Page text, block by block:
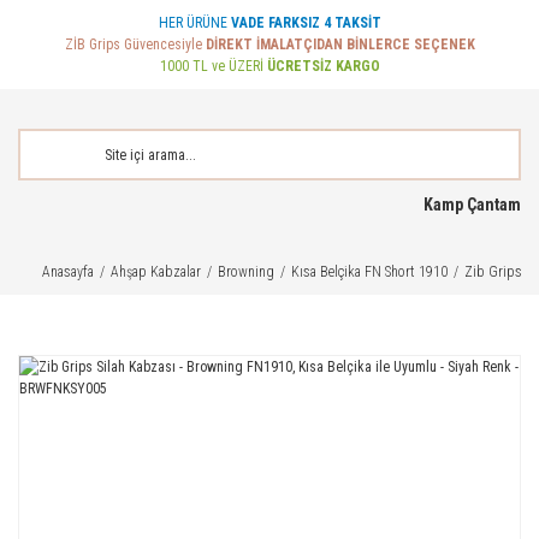
HER ÜRÜNE VADE FARKSIZ 4 TAKSİT
ZİB Grips Güvencesiyle DİREKT İMALATÇIDAN BİNLERCE SEÇENEK
1000 TL ve ÜZERİ ÜCRETSİZ KARGO
Kamp Çantam
Anasayfa Ahşap Kabzalar Browning Kısa Belçika FN Short 1910 Zib Grips